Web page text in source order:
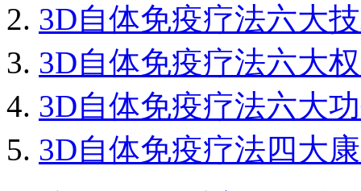
3D自体免疫疗法六大
3D自体免疫疗法六大
3D自体免疫疗法六大
3D自体免疫疗法四大